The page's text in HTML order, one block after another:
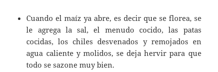
Cuando el maíz ya abre, es decir que se florea, se
le agrega la sal, el menudo cocido, las patas
cocidas, los chiles desvenados y remojados en
agua caliente y molidos, se deja hervir para que
todo se sazone muy bien.